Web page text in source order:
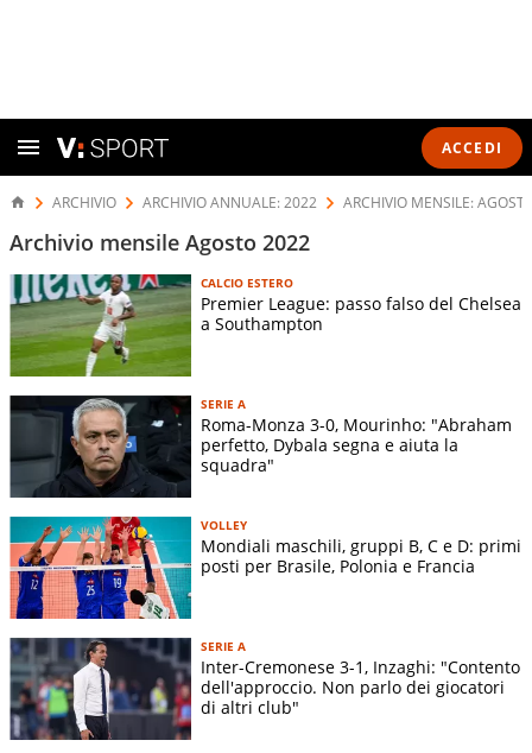
ACCEDI
ARCHIVIO ARCHIVIO ANNUALE: 2022 ARCHIVIO MENSILE:
Archivio mensile Agosto 2022
CALCIO ESTERO
Premier League: passo falso del Chelsea
a Southampton
SERIE A
Roma-Monza 3-0, Mourinho: "Abraham
perfetto, Dybala segna e aiuta la
squadra"
VOLLEY
Mondiali maschili, gruppi B, C e D: primi
posti per Brasile, Polonia e Francia
SERIE A
Inter-Cremonese 3-1, Inzaghi: "Contento
dell'approccio. Non parlo dei giocatori
di altri club"